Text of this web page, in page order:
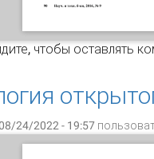
книжная
, чтобы оставлять
24/2022 - 19:57